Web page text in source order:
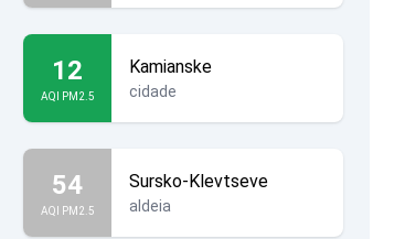
12
AQI PM2.5
Kamianske
cidade
54
AQI PM2.5
Sursko-Klevtseve
aldeia